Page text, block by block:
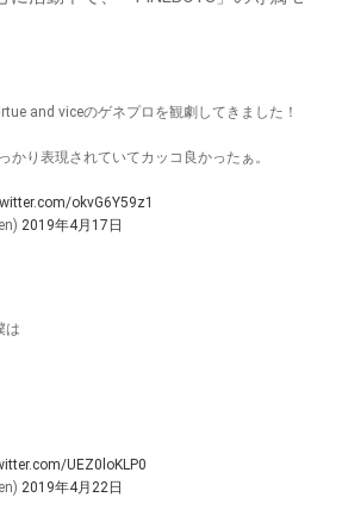
and viceのゲネプロを観劇してきました！
かり表現されていてカッコ良かったぁ。
okvG6Y59z1
2019年4月17日
は
UEZ0loKLP0
2019年4月22日